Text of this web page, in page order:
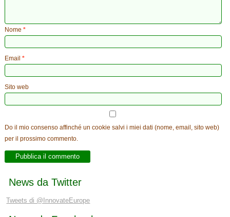
Nome*
Email*
Sito web
Do il mio consenso affinché un cookie salvi i miei dati (nome, email, sito web)
per il prossimo commento.
News da Twitter
Tweets di @InnovateEurope